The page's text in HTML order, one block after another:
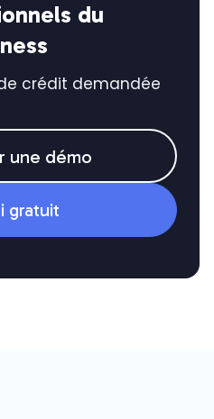
du
crédit demandée
une démo
gratuit